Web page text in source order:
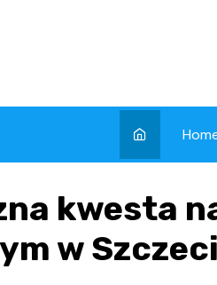
kwesta
w